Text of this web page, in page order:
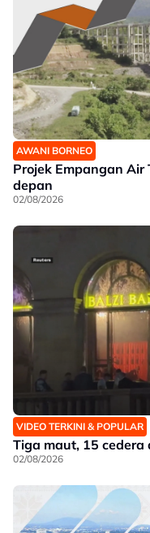
AWANI BORNEO
Projek Empangan
depan
02/08/2026
VIDEO TERKINI & POPULAR
Tiga maut, 15 cedera
02/08/2026